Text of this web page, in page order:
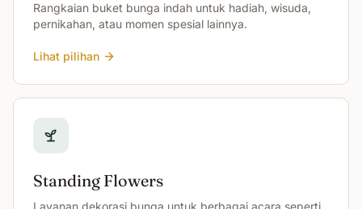
Rangkaian buket bunga indah untuk hadiah, wisuda,
pernikahan, atau momen spesial lainnya.
Lihat pilihan
Standing Flowers
Layanan dekorasi bunga untuk berbagai acara seperti